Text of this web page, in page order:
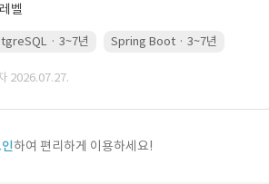
벨
· 3~7년 Spring Boot · 3~7년
2026.07.27.
하여 편리하게 이용하세요!